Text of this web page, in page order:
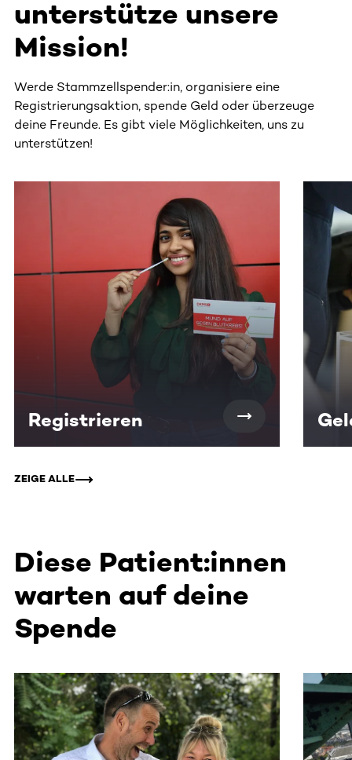
unterstütze unsere
Mission!
Werde Stammzellspender:in, organisiere eine
Registrierungsaktion, spende Geld oder überzeuge
deine Freunde. Es gibt viele Möglichkeiten, uns zu
unterstützen!
Dieser Bereich enthält horizontal scrollbare Inhalte.
Registrieren
ZEIGE ALLE
Diese Patient:innen
warten auf deine
Spende
Dieser Bereich enthält horizontal scrollbare Inhalte.